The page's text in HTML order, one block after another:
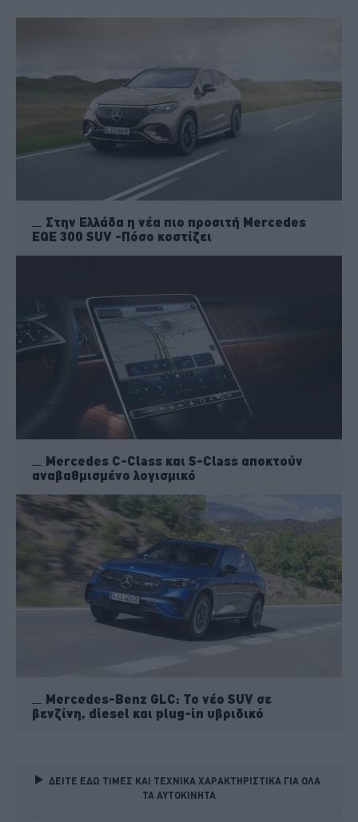
Στην Ελλάδα η νέα πιο προσιτή Mercedes
EQE 300 SUV -Πόσο κοστίζει
Mercedes C-Class και S-Class αποκτούν
αναβαθμισμένο λογισμικό
Mercedes-Benz GLC: Το νέο SUV σε
βενζίνη, diesel και plug-in υβριδικό
ΔΕΙΤΕ ΕΔΩ ΤΙΜΕΣ ΚΑΙ ΤΕΧΝΙΚΑ ΧΑΡΑΚΤΗΡΙΣΤΙΚΑ ΓΙΑ ΟΛΑ
ΤΑ ΑΥΤΟΚΙΝΗΤΑ